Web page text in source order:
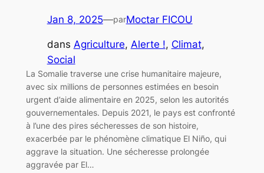
Jan 8, 2025—parMoctar FICOU
dans Agriculture, Alerte !, Climat
Social
La Somalie traverse une crise humanitaire majeure,
avec six millions de personnes estimées en besoin
urgent d’aide alimentaire en 2025, selon les autorités
gouvernementales. Depuis 2021, le pays est confronté
à l’une des pires sécheresses de son histoire,
exacerbée par le phénomène climatique El Niño, qui
aggrave la situation. Une sécheresse prolongée
aggravée par El…